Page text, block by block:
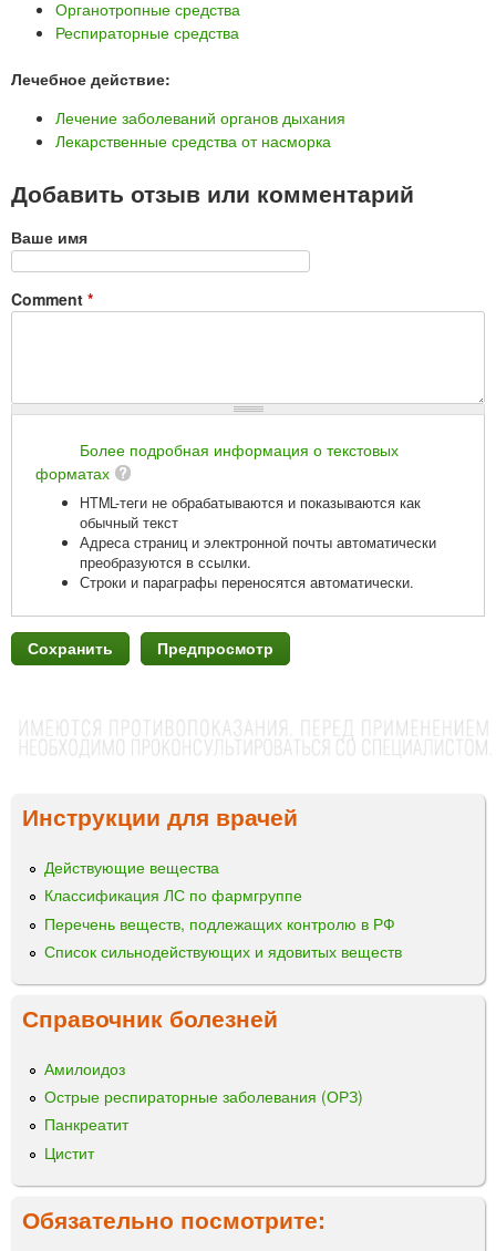
Органотропные средства
Респираторные средства
Лечебное действие:
Лечение заболеваний органов дыхания
Лекарственные средства от насморка
Добавить отзыв или комментарий
Ваше имя
Comment *
Более подробная информация о текстовых
форматах
HTML-теги не обрабатываются и показываются как
обычный текст
Адреса страниц и электронной почты автоматически
преобразуются в ссылки.
Строки и параграфы переносятся автоматически.
Инструкции для врачей
Действующие вещества
Классификация ЛС по фармгруппе
Перечень веществ, подлежащих контролю в РФ
Список сильнодействующих и ядовитых веществ
Справочник болезней
Амилоидоз
Острые респираторные заболевания (ОРЗ)
Панкреатит
Цистит
Обязательно посмотрите: